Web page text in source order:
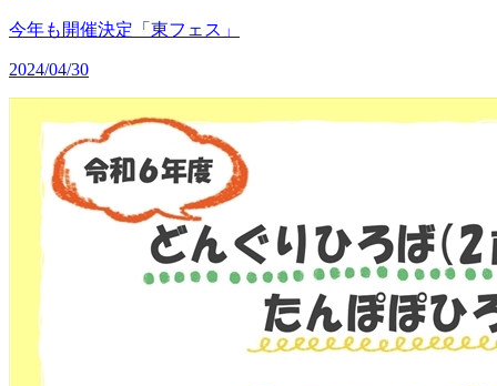
今年も開催決定「東フェス」
2024/04/30